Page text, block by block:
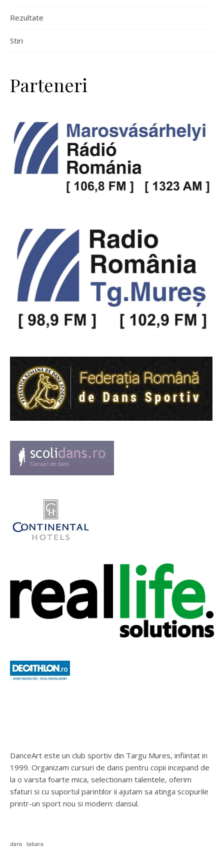
Rezultate
Stiri
Parteneri
DanceArt este un club sportiv din Targu Mures, infiintat in
1999. Organizam cursuri de dans pentru copii incepand de
la o varsta foarte mica, selectionam talentele, oferim
sfaturi si cu suportul parintilor ii ajutam sa atinga scopurile
printr-un sport nou si modern: dansul.
dans tabara